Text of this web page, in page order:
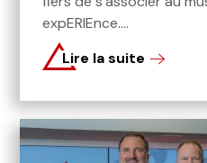
expERIEnce....
Lire la suite